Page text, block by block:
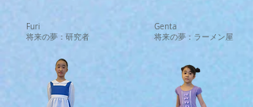
Furi
将来の夢：研究者
Genta
将来の夢：ラーメン屋